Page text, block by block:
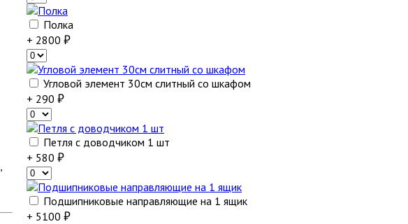
Полка
+ 2800
Угловой элемент 30см слитный со шкафом
+ 290
Петля с доводчиком 1 шт
+ 580
Подшипниковые направляющие на 1 ящик
+ 5100